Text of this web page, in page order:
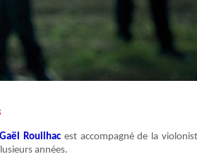
Gaël Rouilhacest accompagné de la
années.